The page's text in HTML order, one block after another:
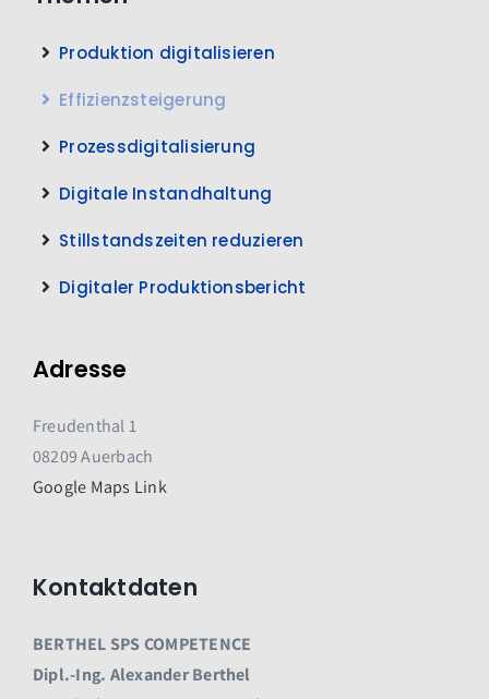
Produktion digitalisieren
Effizienzsteigerung
Prozessdigitalisierung
Digitale Instandhaltung
Stillstandszeiten reduzieren
Digitaler Produktionsbericht
Adresse
Freudenthal 1
08209 Auerbach
Google Maps Link
Kontaktdaten
BERTHEL SPS COMPETENCE
Dipl.-Ing. Alexander Berthel